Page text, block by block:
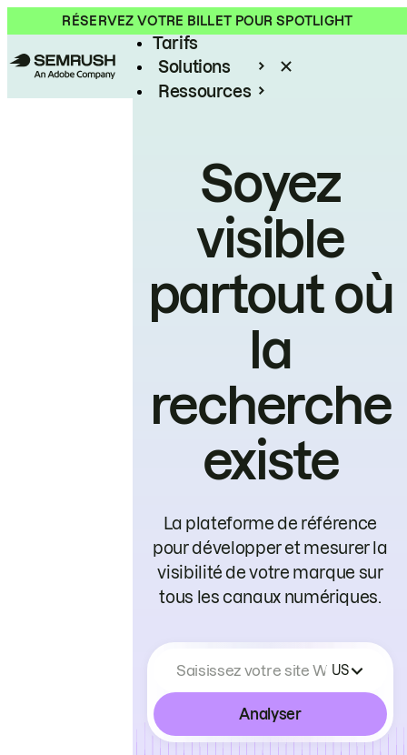
RÉSERVEZ VOTRE BILLET POUR SPOTLIGHT
Produit
Tarifs
Solutions
Ressources
Soyez
visible
partout où
la
recherche
existe
La plateforme de référence
pour développer et mesurer la
visibilité de votre marque sur
tous les canaux numériques.
Saisissez votre site Web
US
Analyser